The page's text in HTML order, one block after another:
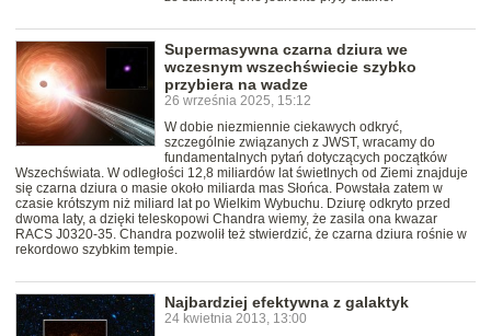
Supermasywna czarna dziura we
wczesnym wszechświecie szybko
przybiera na wadze
26 września 2025, 15:12
W dobie niezmiennie ciekawych odkryć,
szczególnie związanych z JWST, wracamy do
fundamentalnych pytań dotyczących początków
Wszechświata. W odległości 12,8 miliardów lat świetlnych od Ziemi znajduje
się czarna dziura o masie około miliarda mas Słońca. Powstała zatem w
czasie krótszym niż miliard lat po Wielkim Wybuchu. Dziurę odkryto przed
dwoma laty, a dzięki teleskopowi Chandra wiemy, że zasila ona kwazar
RACS J0320-35. Chandra pozwolił też stwierdzić, że czarna dziura rośnie w
rekordowo szybkim tempie.
Najbardziej efektywna z galaktyk
24 kwietnia 2013, 13:00